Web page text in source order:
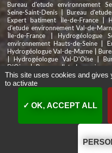
Bureau d'etude environnement
Seine-Saint-Denis
Bureau
Expert batiment Île-de-France|
d'etude environnement Val-de-
Île-de-France
Hydrogéologue
environnement Hauts-de-Seine
Hydrogéologue Val-de-Marne |
|Hydrogéologue Val-D'Oise|
D'Oise|Bureau d'etude
Seine-et-Marne|
environnement Normandie
Mentions légales-
This site uses cookies and gives
to activate
OK, ACCEPT ALL